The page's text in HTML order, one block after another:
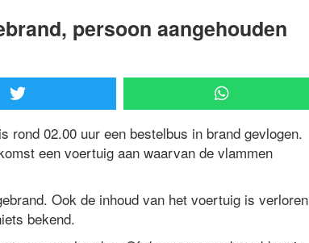
persoon aangehouden
rond 02.00 uur een bestelbus in brand gevlogen.
een voertuig aan waarvan de vlammen
Ook de inhoud van het voertuig is verloren
bekend.